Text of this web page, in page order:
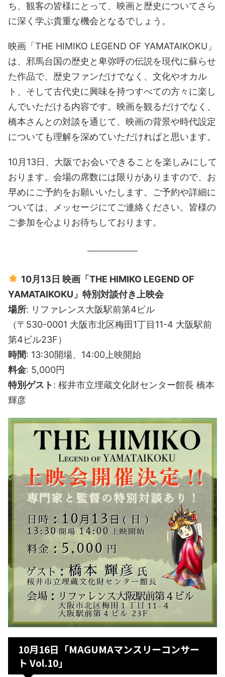
ち、観客の皆様にとって、映画と歴史についてさら
に深く学ぶ貴重な機会となるでしょう。
映画「THE HIMIKO LEGEND OF YAMATAIKOKU」
は、邪馬台国の歴史と卑弥呼の伝説を現代に蘇らせ
た作品で、歴史ファンだけでなく、文化やオカル
ト、そして古代史に興味を持つすべての方々に楽し
んでいただける内容です。映画を観るだけでなく、
橋本さんとの対談を通じて、映画の背景や時代設定
についても理解を深めていただければと思います。
10月13日、大阪でお会いできることを楽しみにして
おります。会場の席数には限りがありますので、お
早めにご予約をお願いいたします。ご予約や詳細に
ついては、メッセージにてご連絡ください。皆様の
ご参加を心よりお待ちしております。
10月13日 映画「THE HIMIKO LEGEND OF
YAMATAIKOKU」特別対談付き上映会
場所: リファレンス大阪駅前第4ビル
（〒530-0001 大阪市北区梅田1丁目11-4 大阪駅前
第4ビル23F）
時間: 13:30開場、14:00上映開始
料金: 5,000円
特別ゲスト: 桜井市立埋蔵文化財センター館長 橋本
輝彦
10月16日「MAGUMAマンスリーコンサー
ト Vol.10」